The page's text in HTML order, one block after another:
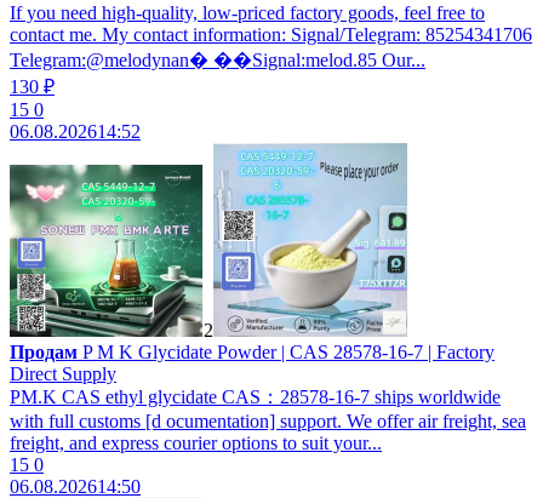
If you need high-quality, low-priced factory goods, feel free to
contact me. My contact information: Signal/Telegram: 85254341706
Telegram:@melodynan� ��Signal:melod.85 Our...
130 ₽
15 0
06.08.202614:52
2
Продам P M K Glycidate Powder | CAS 28578-16-7 | Factory
Direct Supply
PM.K CAS ethyl glycidate CAS：28578-16-7 ships worldwide
with full customs [d ocumentation] support. We offer air freight, sea
freight, and express courier options to suit your...
15 0
06.08.202614:50